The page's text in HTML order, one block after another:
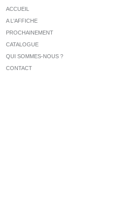
ACCUEIL
A L'AFFICHE
PROCHAINEMENT
CATALOGUE
QUI SOMMES-NOUS ?
CONTACT